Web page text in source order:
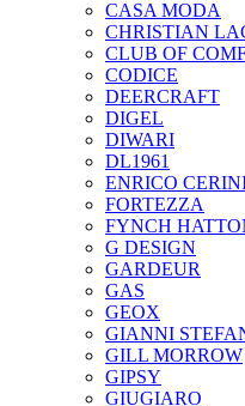
CASA MODA
CHRISTIAN
CLUB OF
CODICE
DEERCRAFT
DIGEL
DIWARI
DL1961
ENRICO
FORTEZZA
FYNCH
G DESIGN
GARDEUR
GAS
GEOX
GIANNI
GILL MORROW
GIPSY
GIUGIARO